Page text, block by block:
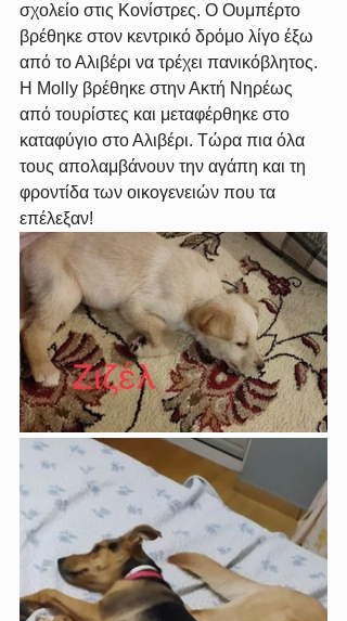
σχολείο στις Κονίστρες. Ο Ουμπέρτο
βρέθηκε στον κεντρικό δρόμο λίγο έξω
από το Αλιβέρι να τρέχει πανικόβλητος.
Η Molly βρέθηκε στην Ακτή Νηρέως
από τουρίστες και μεταφέρθηκε στο
καταφύγιο στο Αλιβέρι. Τώρα πια όλα
τους απολαμβάνουν την αγάπη και τη
φροντίδα των οικογενειών που τα
επέλεξαν!